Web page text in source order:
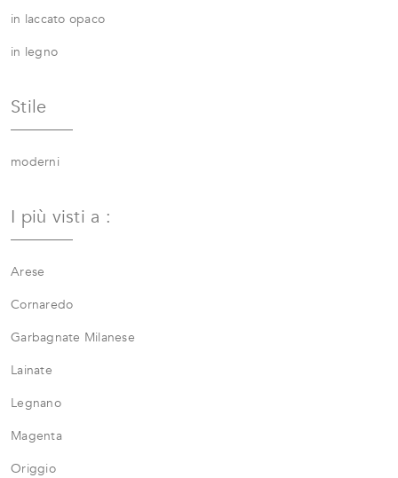
in laccato opaco
in legno
Stile
moderni
I più visti a :
Arese
Cornaredo
Garbagnate Milanese
Lainate
Legnano
Magenta
Origgio